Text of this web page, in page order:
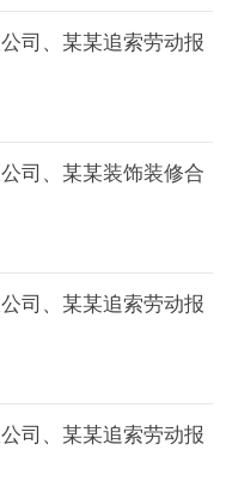
司、某某追索劳动报
司、某某装饰装修合
司、某某追索劳动报
司、某某追索劳动报